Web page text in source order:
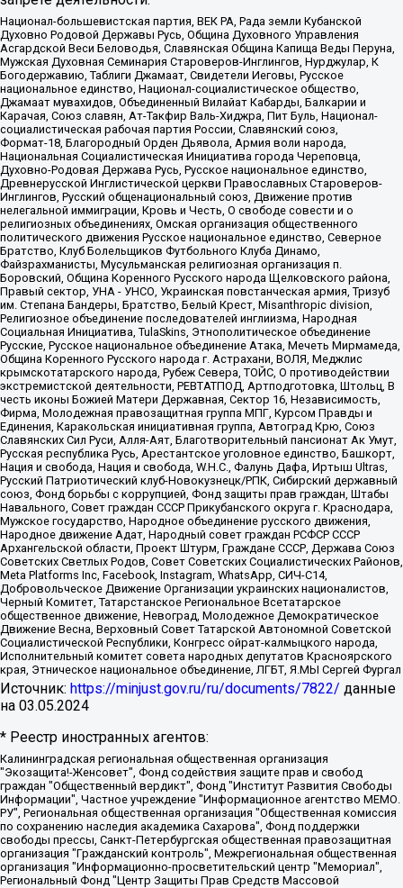
Национал-большевистская партия, ВЕК РА, Рада земли Кубанской
Духовно Родовой Державы Русь, Община Духовного Управления
Асгардской Веси Беловодья, Славянская Община Капища Веды Перуна,
Мужская Духовная Семинария Староверов-Инглингов, Нурджулар, К
Богодержавию, Таблиги Джамаат, Свидетели Иеговы, Русское
национальное единство, Национал-социалистическое общество,
Джамаат мувахидов, Объединенный Вилайат Кабарды, Балкарии и
Карачая, Союз славян, Ат-Такфир Валь-Хиджра, Пит Буль, Национал-
социалистическая рабочая партия России, Славянский союз,
Формат-18, Благородный Орден Дьявола, Армия воли народа,
Национальная Социалистическая Инициатива города Череповца,
Духовно-Родовая Держава Русь, Русское национальное единство,
Древнерусской Инглистической церкви Православных Староверов-
Инглингов, Русский общенациональный союз, Движение против
нелегальной иммиграции, Кровь и Честь, О свободе совести и о
религиозных объединениях, Омская организация общественного
политического движения Русское национальное единство, Северное
Братство, Клуб Болельщиков Футбольного Клуба Динамо,
Файзрахманисты, Мусульманская религиозная организация п.
Боровский, Община Коренного Русского народа Щелковского района,
Правый сектор, УНА - УНСО, Украинская повстанческая армия, Тризуб
им. Степана Бандеры, Братство, Белый Крест, Misanthropic division,
Религиозное объединение последователей инглиизма, Народная
Социальная Инициатива, TulaSkins, Этнополитическое объединение
Русские, Русское национальное объединение Атака, Мечеть Мирмамеда,
Община Коренного Русского народа г. Астрахани, ВОЛЯ, Меджлис
крымскотатарского народа, Рубеж Севера, ТОЙС, О противодействии
экстремистской деятельности, РЕВТАТПОД, Артподготовка, Штольц, В
честь иконы Божией Матери Державная, Сектор 16, Независимость,
Фирма, Молодежная правозащитная группа МПГ, Курсом Правды и
Единения, Каракольская инициативная группа, Автоград Крю, Союз
Славянских Сил Руси, Алля-Аят, Благотворительный пансионат Ак Умут,
Русская республика Русь, Арестантское уголовное единство, Башкорт,
Нация и свобода, Нация и свобода, W.H.С., Фалунь Дафа, Иртыш Ultras,
Русский Патриотический клуб-Новокузнецк/РПК, Сибирский державный
союз, Фонд борьбы с коррупцией, Фонд защиты прав граждан, Штабы
Навального, Совет граждан СССР Прикубанского округа г. Краснодара,
Мужское государство, Народное объединение русского движения,
Народное движение Адат, Народный совет граждан РСФСР СССР
Архангельской области, Проект Штурм, Граждане СССР, Держава Союз
Советских Светлых Родов, Совет Советских Социалистических Районов,
Meta Platforms Inc, Facebook, Instagram, WhatsApp, СИЧ-С14,
Добровольческое Движение Организации украинских националистов,
Черный Комитет, Татарстанское Региональное Всетатарское
общественное движение, Невоград, Молодежное Демократическое
Движение Весна, Верховный Совет Татарской Автономной Советской
Социалистической Республики, Конгресс ойрат-калмыцкого народа,
Исполнительный комитет совета народных депутатов Красноярского
края, Этническое национальное объединение, ЛГБТ, Я.МЫ Сергей Фургал
Источник: https://minjust.gov.ru/ru/documents/7822/ данные
на 03.05.2024
* Реестр иностранных агентов:
Калининградская региональная общественная организация "Экозащита!-Женсовет", Фонд содействия защите прав и свобод граждан "Общественный вердикт", Фонд "Институт Развития Свободы Информации", Частное учреждение "Информационное агентство МЕМО. РУ", Региональная общественная организация "Общественная комиссия по сохранению наследия академика Сахарова", Фонд поддержки свободы прессы, Санкт-Петербургская общественная правозащитная организация "Гражданский контроль", Межрегиональная общественная организация "Информационно-просветительский центр "Мемориал", Региональный Фонд "Центр Защиты Прав Средств Массовой Информации", с 05.12.2023 Фонд "Центр Защиты Прав Средств массовой информации", Региональная общественная благотворительная организация помощи беженцам и мигрантам "Гражданское содействие", Негосударственное образовательное учреждение дополнительного профессионального образования (повышение квалификации) специалистов "АКАДЕМИЯ ПО ПРАВАМ ЧЕЛОВЕКА", Свердловская региональная общественная организация "Сутяжник", Автономная некоммерческая организация "Центр независимых социологических исследований", Союз общественных объединений "Российский исследовательский центр по правам человека", Региональное общественное учреждение научно-информационный центр "МЕМОРИАЛ", Некоммерческая организация "Фонд защиты гласности", Автономная некоммерческая организация "Институт прав человека", Городская общественная организация "Екатеринбургское общество "МЕМОРИАЛ", Городская общественная организация "Рязанское историко-просветительское и правозащитное общество "Мемориал" (Рязанский Мемориал), Челябинский региональный орган общественной самодеятельности – женское общественное объединение "Женщины Евразии", Челябинский региональный орган общественной самодеятельности "Уральская правозащитная группа", Фонд содействия защите здоровья и социальной справедливости имени Андрея Рылькова, Автономная Некоммерческая Организация "Аналитический Центр Юрия Левады", Автономная некоммерческая организация социальной поддержки населения "Проект Апрель", Региональная общественная организация помощи женщинам и детям, находящимся в кризисной ситуации "Информационно-методический центр "Анна", Фонд содействия развитию массовых коммуникаций и правовому просвещению "Так-так-Так", Фонд содействия устойчивому развитию "Серебряная тайга", Свердловский региональный общественный фонд социальных проектов "Новое время", "Idel.Реалии", Кавказ.Реалии, Крым.Реалии, Телеканал Настоящее Время, Татаро-башкирская служба Радио Свобода (Azatliq Radiosi), Радио Свободная Европа/Радио Свобода (PCE/PC), "Сибирь.Реалии", "Фактограф", Благотворительный фонд помощи осужденным и их семьям, Автономная некоммерческая организация "Институт глобализации и социальных движений", Фонд "В защиту прав заключенных", Частное учреждение "Центр поддержки и содействия развитию средств массовой информации", Пензенский региональный общественный благотворительный фонд "Гражданский союз", "Север.Реалии", Некоммерческая организация Фонд "Правовая инициатива", Общество с ограниченной ответственностью "Радио Свободная Европа/Радио Свобода", Чешское информационное агентство "MEDIUM-ORIENT", Красноярская региональная общественная организация "Мы против СПИДа", Камалягин Денис Николаевич, Маркелов Сергей Евгеньевич, Пономарев Лев Александрович, Савицкая Людмила Алексеевна, Автономная некоммерческая организация "Центр по работе с проблемой насилия "НАСИЛИЮ.НЕТ", Межрегиональный профессиональный союз работников здравоохранения "Альянс врачей", Юридическое лицо, зарегистрированное в Латвийской Республике, SIA "Medusa Project" (регистрационный номер 40103797863, дата регистрации 10.06.2014), Некоммерческая организация "Фонд по борьбе с коррупцией", Автономная некоммерческая организация "Институт права и публичной политики", Баданин Роман Сергеевич, Гликин Максим Александрович, Железнова Мария Михайловна, Лукьянова Юлия Сергеевна, Маетная Елизавета Витальевна, Маняхин Петр Борисович, Чуракова Ольга Владимировна, Ярош Юлия Петровна, Юридическое лицо "The Insider SIA", зарегистрированное в Риге, Латвийская Республика (дата регистрации 26.06.2015), являющееся администратором доменного имени интернет-издания "The Insider SIA", https://theins.ru, Постернак Алексей Евгеньевич, Рубин Михаил Аркадьевич, Анин Роман Александрович, Юридическое лицо Istories fonds, зарегистрированное в Латвийской Республике (регистрационный номер 50008295751, дата регистрации 24.02.2020), Великовский Дмитрий Александрович, Долинина Ирина Николаевна, Мароховская Алеся Алексеевна, Шлейнов Роман Юрьевич, Шмагун Олеся Валентиновна, Общество с ограниченной ответственностью "Альтаир 2021", Общество с ограниченной ответственностью "Вега 2021", Общество с ограниченной ответственностью "Главный редактор 2021", Общество с ограниченной ответственностью "Ромашки монолит", Важенков Артем Валерьевич, Ивановская областная общественная организация "Центр гендерных исследований", Гурман Юрий Альбертович, Медиапроект "ОВД-Инфо", Егоров Владимир Владимирович, Жилинский Владимир Александрович, Общество с ограниченной ответственностью "ЗП", Иванова София Юрьевна, Карезина Инна Павловна, Кильтау Екатерина Викторовна, Петров Алексей Викторович, Пискунов Сергей Евгеньевич, Смирнов Сергей Сергеевич, Тихонов Михаил Сергеевич, Общество с ограниченной ответственностью "ЖУРНАЛИСТ-ИНОСТРАННЫЙ АГЕНТ", Арапова Галина Юрьевна, Вольтская Татьяна Анатольевна, Американская компания "Mason G.E.S. Anonymous Foundation" (США), являющаяся владельцем интернет-издания https://mnews.world/, Компания "Stichting Bellingcat", зарегистрированная в Нидерландах (дата регистрации 11.07.2018), Захаров Андрей Вячеславович, Клепиковская Екатерина Дмитриевна, Общество с ограниченной ответственностью "МЕМО", Перл Роман Александрович, Симонов Евгений Алексеевич, Соловьева Елена Анатольевна, Сотников Даниил Владимирович, Сурначева Елизавета Дмитриевна, Автономная некоммерческая организация по защите прав человека и информированию населения "Якутия – Наше Мнение", Общество с ограниченной ответственностью "Москоу диджитал медиа", с 26.01.2023 Общество с ограниченной ответственностью "Чайка Белые сады", Ветошкина Валерия Валерьевна, Заговора Максим Александрович, Межрегиональное общественное движение "Российская ЛГБТ - сеть", Оленичев Максим Владимирович, Павлов Иван Юрьевич, Скворцова Елена Сергеевна, Общество с ограниченной ответственностью "Как бы инагент", Кочетков Игорь Викторович, Общество с ограниченной ответственностью "Честные выборы", Еланчик Олег Александрович, Общество с ограниченной ответственностью "Нобелевский призыв", Гималова Регина Эмилевна, Григорьев Андрей Валерьевич, Григорьева Алина Александровна, Ассоциация по содействию защите прав призывников, альтернативнослужащих и военнослужащих "Правозащитная группа "Гражданин.Армия.Право", Хисамова Регина Фаритовна, Автономная некоммерческая организация по реализации социально-правовых программ "Лилит", Дальневосточное общественное движение "Маяк", Санкт-Петербургская ЛГБТ-инициативная группа "Выход", Инициативная группа ЛГБТ+ "Реверс", Алексеев Андрей Викторович, Бекбулатова Таисия Львовна, Беляев Иван Михайлович, Владыкина Елена Сергеевна, Гельман Марат Александрович, Никульшина Вероника Юрьевна, Толоконникова Надежда Андреевна, Шендерович Виктор Анатольевич, Общество с ограниченной ответственностью "Данное сообщение", Общество с ограниченной ответственностью Издательский дом "Новая глава", Айнбиндер Александра Александровна, Московский комьюнити-центр для ЛГБТ+инициатив, Благотворительный фонд развития филантропии, Deutsche Welle (Германия, Kurt-Schumacher-Strasse 3, 53113 Bonn), Борзунова Мария Михайловна, Воробьев Виктор Викторович, Голубева Анна Львовна, Константинова Алла Михайловна, Малкова Ирина Владимировна, Мурадов Мурад Абдулгалимович, Осетинская Елизавета Николаевна, Понасенков Евгений Николаевич, Ганапольский Матвей Юрьевич, Киселев Евгений Алексеевич, Борухович Ирина Григорьевна, Дремин Иван Тимофеевич, Дубровский Дмитрий Викторович, Красноярская региональная общественная организация поддержки и развития альтернативных образовательных технологий и межкультурных коммуникаций "ИНТЕРРА", Маяковская Екатерина Алексеевна, Фейгин Марк Захарович, Филимонов Андрей Викторович, Дзугкоева Регина Николаевна, Доброхотов Роман Александрович, Дудь Юрий Александрович, Елкин Сергей Владимирович, Кругликов Кирилл Игоревич, Сабунаева Мария Леонидовна, Семенов Алексей Владимирович, Шаинян Карен Багратович, Шульман Екатерина Михайловна, Асафьев Артур Валерьевич, Вахштайн Виктор Семенович, Венедиктов Алексей Алексеевич, Лушникова Екатерина Евгеньевна, Волков Леонид Михайлович, Невзоров Александр Глебович, Пархоменко Сергей Борисович, Сироткин Ярослав Николаевич, Кара-Мурза Владимир Владимирович, Баранова Наталья Владимировна, Гозман Леонид Яковлевич, Кагарлицкий Борис Юльевич, Климарев Михаил Валерьевич, Милов Владимир Станиславович, Автономная некоммерческая организация Краснодарский центр современного искусства "Типография", Моргенштерн Алишер Тагирович, Соболь Любовь Эдуардовна, Общество с ограниченной ответственностью "ЛИЗА НОРМ", Каспаров Гарри Кимович, Ходорковский Михаил Борисович, Общество с ограниченной ответственностью "Апрельские тезисы", Данилович Ирина Брониславовна, Кашин Олег Владимирович, Петров Николай Владимирович, Пивоваров Алексей Владимирович, Соколов Михаил Владимирович, Цветкова Юлия Владимировна, Чичваркин Евгений Александрович, Комитет против пыток/Команда против пыток, Общество с ограниченной ответственностью "Первый научный", Общество с ограниченной ответственностью "Вертолет и ко", Белоцерковская Вероника Борисовна, Кац Максим Евгеньевич, Лазарева Татьяна Юрьевна, Шаведдинов Руслан Табризович, Яшин Илья Валерьевич, Общество с ограниченной ответственностью "Иноагент ААВ", Алешковский Дмитрий Петрович, Альбац Евгения Марковна, Быков Дмитрий Львович, Галямина Юлия Евгеньевна, Лойко Сергей Леонидович, Мартынов Кирилл Константинович, Медведев Сергей Александрович, Крашенинников Федор Геннадиевич, Гордеева Катерина Вл